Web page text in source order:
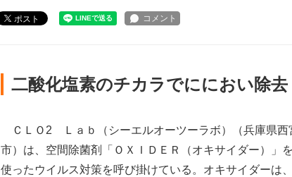
ポスト
二酸化塩素のチカラでににおい除去
ＣＬＯ2 Ｌａｂ（シーエルオーツーラボ）（兵庫県西
市）は、空間除菌剤「ＯＸＩＤＥＲ（オキサイダー）」を
使ったウイルス対策を呼び掛けている。オキサイダーは、